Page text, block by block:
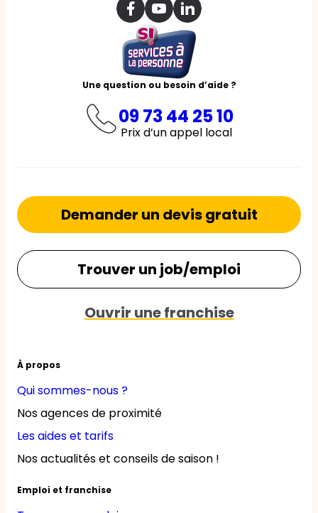
Une question ou besoin d’aide ?
09 73 44 25 10
Prix d’un appel local
À propos
Qui sommes-nous ?
Nos agences de proximité
Les aides et tarifs
Nos actualités et conseils de saison !
Emploi et franchise
Demander un devis gratuit
Trouver un job/emploi
Ouvrir une franchise